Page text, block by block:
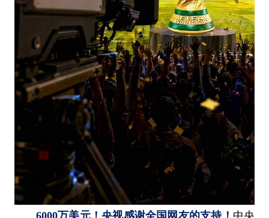
6000万美元！央视感谢全国网友的支持！ 中央